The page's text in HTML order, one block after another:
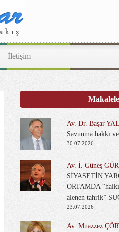
İletişim
Av. Dr. Başar
Savunma hakkı
30.07.2026
Av. İ. Güneş
SİYASETİN
ORTAMDA
alenen tahrik”
23.07.2026
Av. Muazzez